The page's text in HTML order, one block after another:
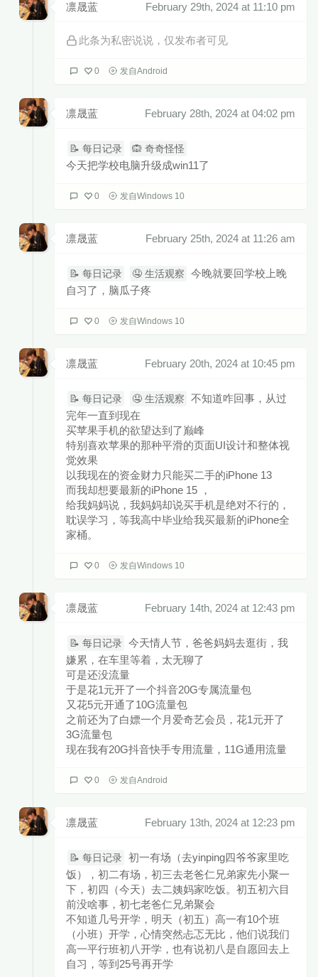
凛晟蓝 February 29th, 2024 at 11:10 pm
此条为私密说说，仅发布者可见
0 发自Android
凛晟蓝 February 28th, 2024 at 04:02 pm
📝 每日记录 🙉 奇奇怪怪
今天把学校电脑升级成win11了
0 发自Windows 10
凛晟蓝 February 25th, 2024 at 11:26 am
📝 每日记录 🤤 生活观察
今晚就要回学校上晚
自习了，脑瓜子疼
0 发自Windows 10
凛晟蓝 February 20th, 2024 at 10:45 pm
📝 每日记录 🤤 生活观察
不知道咋回事，从过
完年一直到现在
买苹果手机的欲望达到了巅峰
特别喜欢苹果的那种平滑的页面UI设计和整体视
觉效果
以我现在的资金财力只能买二手的iPhone 13
而我却想要最新的iPhone 15 ，
给我妈妈说，我妈妈却说买手机是绝对不行的，
耽误学习，等我高中毕业给我买最新的iPhone全
家桶。
0 发自Windows 10
凛晟蓝 February 14th, 2024 at 12:43 pm
📝 每日记录 今天情人节，爸爸妈妈去逛街，我
嫌累，在车里等着，太无聊了
可是还没流量
于是花1元开了一个抖音20G专属流量包
又花5元开通了10G流量包
之前还为了白嫖一个月爱奇艺会员，花1元开了
3G流量包
现在我有20G抖音快手专用流量，11G通用流量
0 发自Android
凛晟蓝 February 13th, 2024 at 12:23 pm
📝 每日记录 初一有场（去yinping四爷爷家里吃
饭），初二有场，初三去老爸仁兄弟家先小聚一
下，初四（今天）去二姨妈家吃饭。初五初六目
前没啥事，初七老爸仁兄弟聚会
不知道几号开学，明天（初五）高一有10个班
（小班）开学，心情突然忐忑无比，他们说我们
高一平行班初八开学，也有说初八是自愿回去上
自习，等到25号再开学